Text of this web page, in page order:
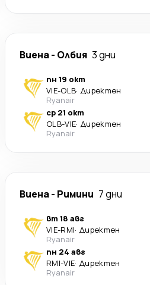
Виена- Олбия 3 дни
пн 19 окт
VIE-OLB· Директен
Ryanair
ср 21 окт
OLB-VIE· Директен
Ryanair
Виена- Римини 7 дни
вт 18 авг
VIE-RMI· Директен
Ryanair
пн 24 авг
RMI-VIE· Директен
Ryanair